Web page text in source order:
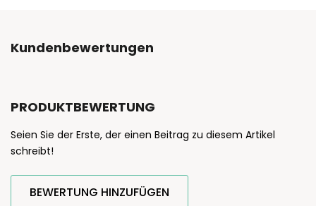
Kundenbewertungen
PRODUKTBEWERTUNG
Seien Sie der Erste, der einen Beitrag zu diesem Artikel
schreibt!
BEWERTUNG HINZUFÜGEN